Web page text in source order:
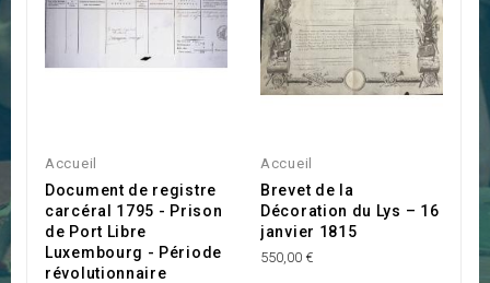
Accueil
Document de registre
carcéral 1795 - Prison
de Port Libre
Luxembourg - Période
révolutionnaire
Accueil
Brevet de la
Décoration du Lys – 16
janvier 1815
550,00 €